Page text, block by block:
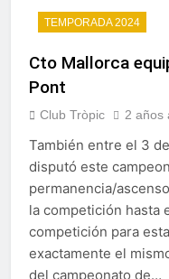
TEMPORADA 2024
Cto Mallorca
Pont
Club Tròpic 2 años
También entre el 3
disputó este
permanencia/
la competición hasta
competición para
exactamente el
del campeonato de…